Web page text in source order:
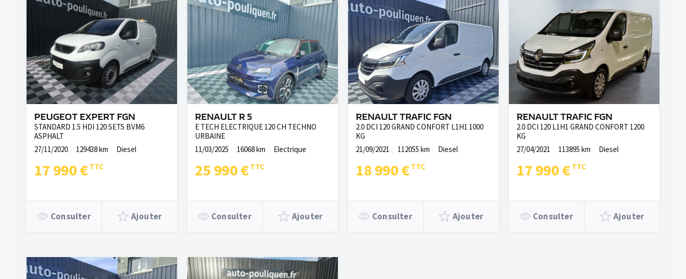
PEUGEOT EXPERT FGN
STANDARD 1.5 HDI 120 SETS BVM6
ASPHALT
27/11/2020
129438 km Diesel
17 990 €
Consulter Ajouter
RENAULT R 5
E TECH ELECTRIQUE 120 CH TECHNO
URBAINE
11/03/2025
16068 km Electrique
25 990 €
Consulter Ajouter
RENAULT TRAFIC FGN
2.0 DCI 120 GRAND CONFORT L1H1 1000
KG
21/09/2021
112055 km Diesel
18 990 €
Consulter Ajouter
RENAULT TRAFIC FGN
2.0 DCI 120 L1H1 GRAND CONFORT 1200
KG
27/04/2021
113895 km Diesel
17 990 €
Consulter Ajouter